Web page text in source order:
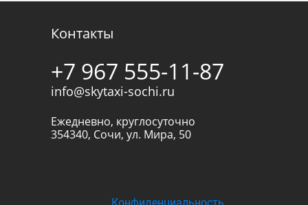
Контакты
+7 967 555-11-87
info@skytaxi-sochi.ru
Ежедневно, круглосуточно
354340, Сочи, ул. Мира, 50